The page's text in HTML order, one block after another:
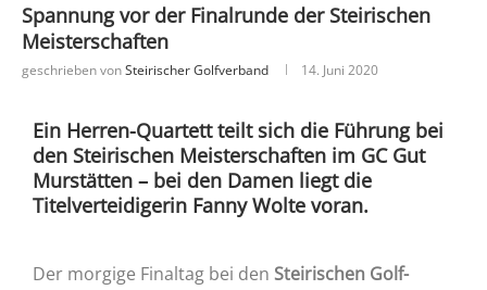
Spannung vor der Finalrunde der Steirischen
Meisterschaften
geschrieben vonSteirischer Golfverband 14. Juni 2020
Ein Herren-Quartett teilt sich die Führung bei
den Steirischen Meisterschaften im GC Gut
Murstätten – bei den Damen liegt die
Titelverteidigerin Fanny Wolte voran.
Der morgige Finaltag bei den Steirischen Golf-